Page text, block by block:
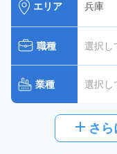
エリア 兵庫
職種 選択し
業種 選択し
選択
add さ